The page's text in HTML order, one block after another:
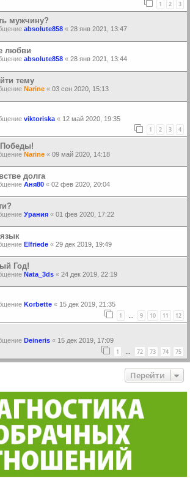
1 2 3
мужчину?
absolute858 « 28 янв 2021, 13:47
любви
absolute858 « 28 янв 2021, 13:44
тему
Narine « 03 сен 2020, 15:13
viktoriska « 12 май 2020, 19:35
1 2 3 4
Narine « 09 май 2020, 14:18
долга
Аня80 « 02 фев 2020, 20:04
Урания « 01 фев 2020, 17:22
Elfriede « 29 дек 2019, 19:49
Год!
Nata_3ds « 24 дек 2019, 22:19
Korbette « 15 дек 2019, 21:35
1 … 9 10 11 12
Deineris « 15 дек 2019, 17:09
1 … 72 73 74 75
Перейти